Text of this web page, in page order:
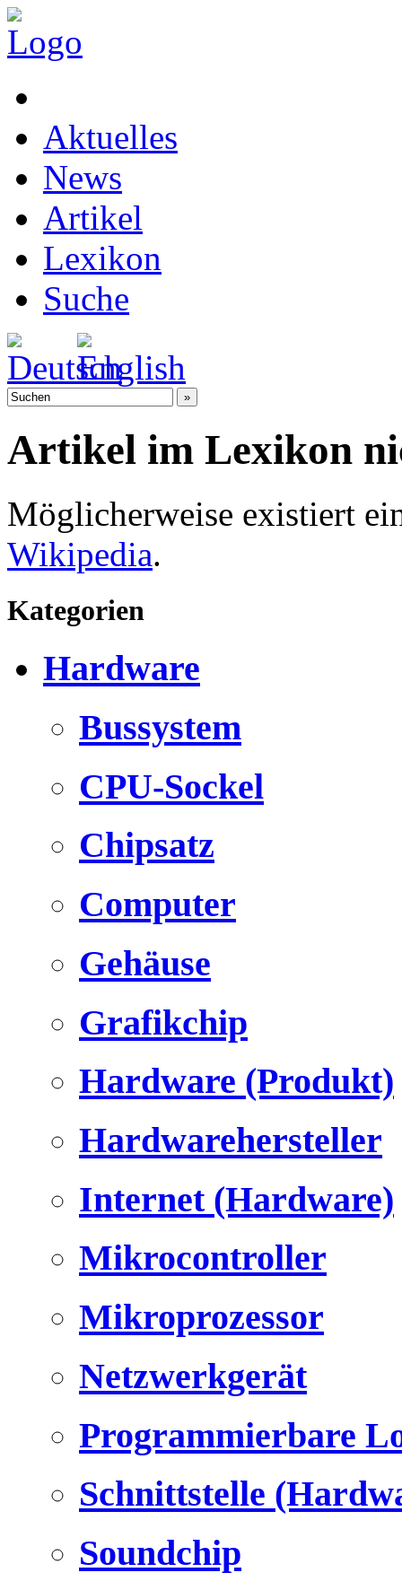
Aktuelles
News
Artikel
Lexikon
Suche
Artikel im Lexikon
Möglicherweise existiert
Wikipedia.
Kategorien
Hardware
Bussystem
CPU-Sockel
Chipsatz
Computer
Gehäuse
Grafikchip
Hardware (Produkt)
Hardwarehersteller
Internet (Hardware)
Mikrocontroller
Mikroprozessor
Netzwerkgerät
Programmierbare
Schnittstelle
Soundchip